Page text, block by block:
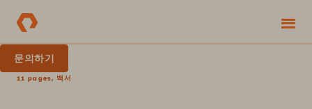
문의하기
11 pages, 백서